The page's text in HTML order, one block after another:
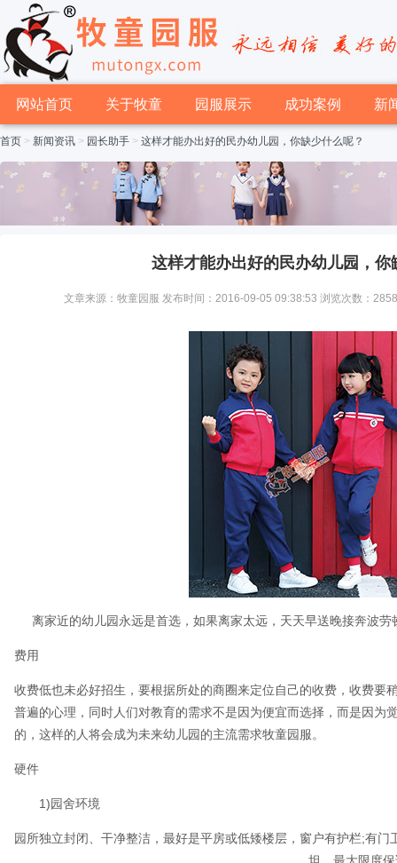
网站首页 关于牧童 园服展示 成功案例 新
首页 > 新闻资讯 > 园长助手 > 这样才能办出好的民办幼儿园，你缺少什么呢？
这样才能办出好的民办幼儿园，你
文章来源：牧童园服 发布时间：2016-09-05 09:38:53 浏览次数：2858
离家近的幼儿园永远是首选，如果离家太远，天天早送晚接奔波劳
费用
收费低也未必好招生，要根据所处的商圈来定位自己的收费，收费要
普遍的心理，同时人们对教育的需求不是因为便宜而选择，而是因为
的，这样的人将会成为未来幼儿园的主流需求牧童园服。
硬件
1)园舍环境
园所独立封闭、干净整洁，最好是平房或低矮楼层，窗户有护栏;有